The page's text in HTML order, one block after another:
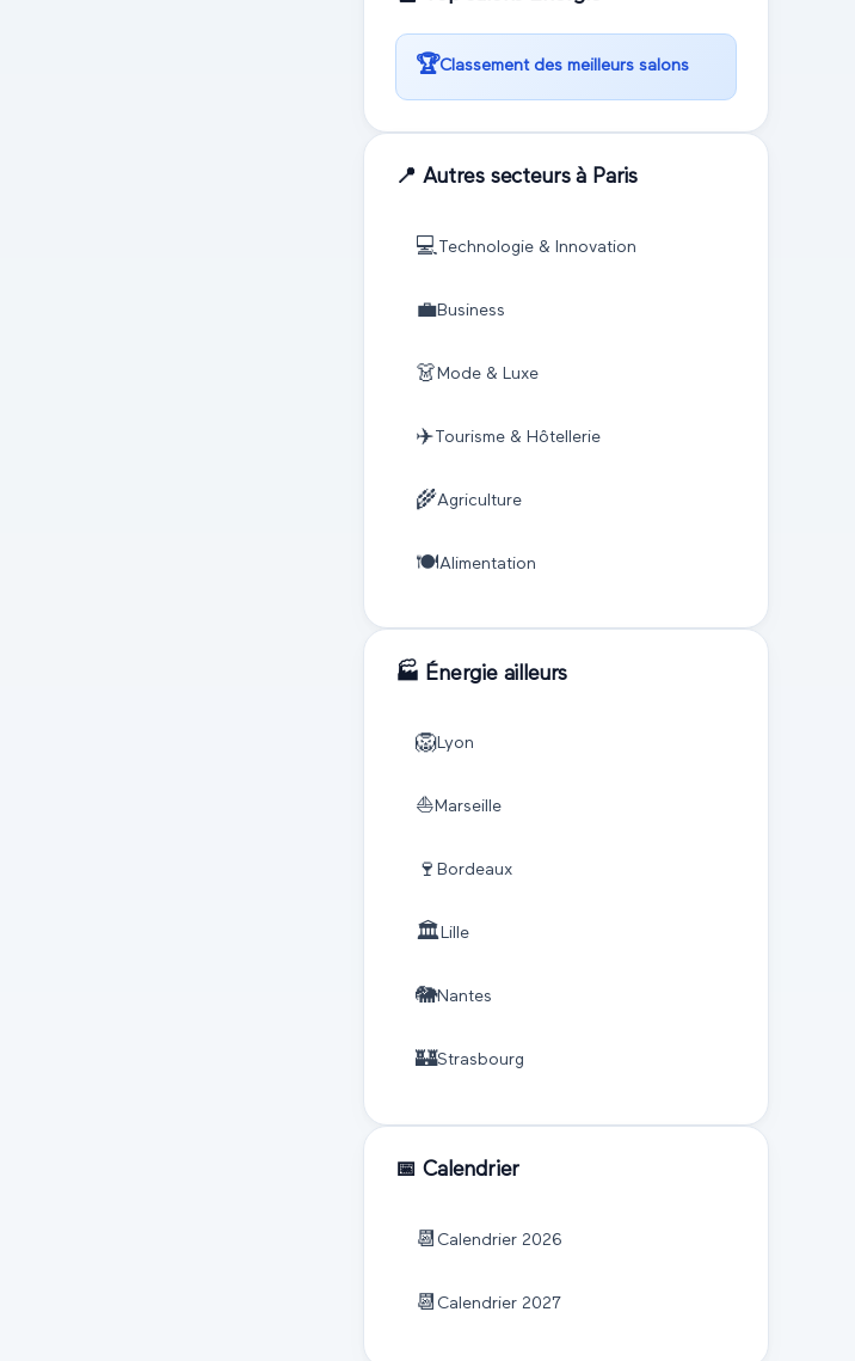
🏆Classement des meilleurs salons
📍 Autres secteurs à Paris
💻 Technologie & Innovation
💼Business
👗 Mode & Luxe
✈️ Tourisme & Hôtellerie
🌾Agriculture
🍽️Alimentation
🏭 Énergieailleurs
🦁Lyon
⛵ Marseille
🍷 Bordeaux
🏛️ Lille
🐘Nantes
🏰Strasbourg
📅 Calendrier
📆 Calendrier 2026
📆 Calendrier 2027